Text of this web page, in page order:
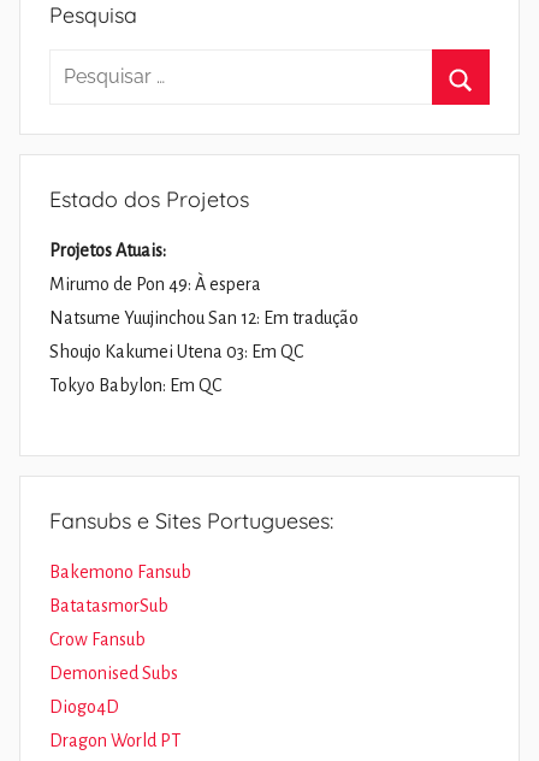
Pesquisa
Pesquisar
Estado dos Projetos
Projetos Atuais:
Mirumo de Pon 49: À espera
Natsume Yuujinchou San 12: Em tradução
Shoujo Kakumei Utena 03: Em QC
Tokyo Babylon: Em QC
Fansubs e Sites Portugueses:
Bakemono Fansub
BatatasmorSub
Crow Fansub
Demonised Subs
Diogo4D
Dragon World PT